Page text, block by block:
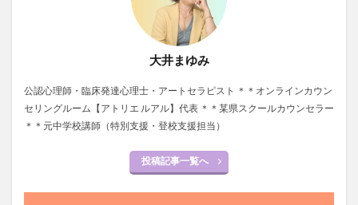
大井まゆみ
公認心理師・臨床発達心理士・アートセラピスト ＊＊オンラインカウン
セリングルーム【アトリエ ルアル】代表 ＊＊某県スクールカウンセラー
＊＊元中学校講師（特別支援・登校支援担当）
投稿記事一覧へ